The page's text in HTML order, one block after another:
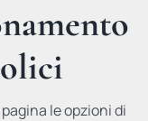
le opzioni di